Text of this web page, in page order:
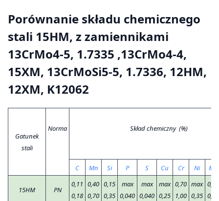
Porównanie składu chemicznego
stali 15HM, z zamiennikami
13CrMo4-5, 1.7335 ,13CrMo4-4,
15XM, 13CrMoSi5-5, 1.7336, 12HM,
12XM, K12062
Gatunek
stali
Norma Skład chemiczny (%)
C Mn Si P S Cu Cr Ni Mo
15HM PN
0,11
0,18
0,40
0,70
0,15
0,35
max
0,040
max
0,040
max
0,25
0,70
1,00
max
0,35
0,40
0,55